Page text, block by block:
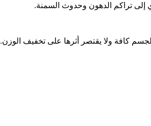
إلى تراكم الدهون وحدوث السمنة.
كافة ولا يقتصر أثرها على تخفيف الوزن.